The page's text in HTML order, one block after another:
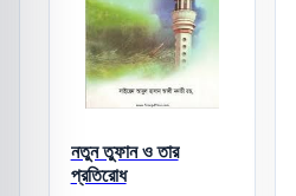
নতুন তুফান ও তার
প্রতিরোধ